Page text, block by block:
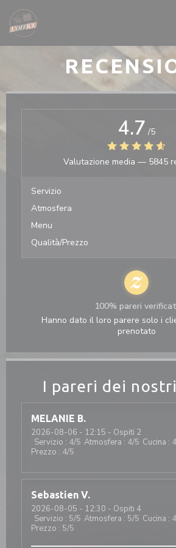
Personalizzazione delle tue scelte sui
I pareri dei
MELANIE B
2026-08-06 - 12:15 - Ospiti 2
Servizio : 4/5 Atmosfera : 4/5 Cucina : 4
Prezzo : 4/5
Sebastien V
2026-08-05 - 12:30 - Ospiti 4
Servizio : 5/5 Atmosfera : 5/5 Cucina : 4
Prezzo : 5/5
4.7 /5
Valutazione media — 5845
Servizio
Atmosfera
Menu
Qualità/Prezzo
100% pareri
Hanno dato il loro parere solo i
prenotato